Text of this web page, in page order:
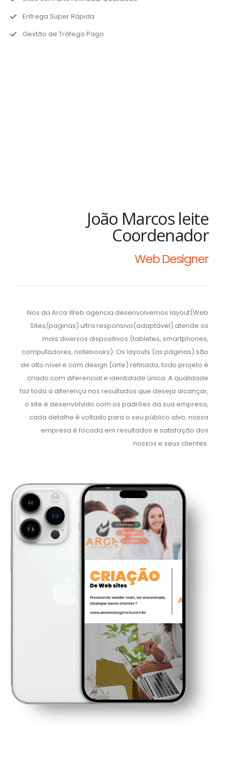
Entrega Super Rápida
Gestão de Tráfego Pago
João Marcos leite
Coordenador
Web Designer
Nós da Arca Web agencia desenvolvemos layout(Web
Sites/paginas) ultra responsivo(adaptável) atende os
mais diversos dispositivos (tabletes, smartphones,
computadores, notebooks). Os layouts (as páginas) são
de alto nível e com design (arte) refinada, todo projeto é
criado com diferencial e identidade única. A qualidade
faz toda a diferença nos resultados que deseja alcançar,
o site é desenvolvido com os padrões da sua empresa,
cada detalhe é voltado para o seu público alvo, nossa
empresa é focada em resultados e satisfação dos
nossos e seus clientes.